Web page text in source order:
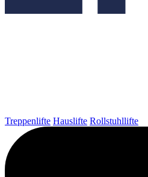
Treppenlifte Hauslifte Rollstuhllifte